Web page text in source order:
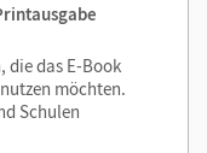
E-Books. Sie
Ihre Schüler/-innen
können. So
und
Kein
die das E-Book
möchten.
Schulen